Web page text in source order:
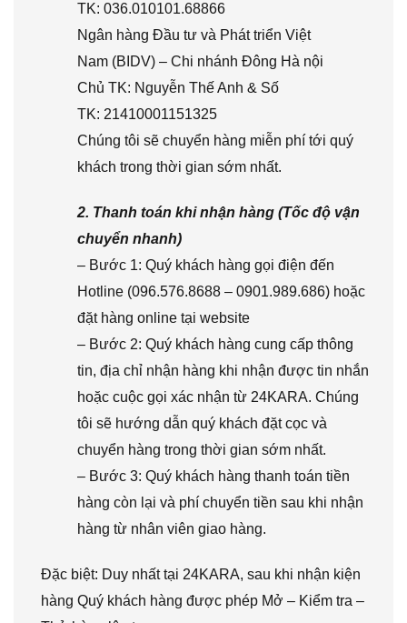
TK: 036.010101.68866
Ngân hàng Đầu tư và Phát triển Việt
Nam (BIDV) – Chi nhánh Đông Hà nội
Chủ TK: Nguyễn Thế Anh & Số
TK: 21410001151325
Chúng tôi sẽ chuyển hàng miễn phí tới quý
khách trong thời gian sớm nhất.
2. Thanh toán khi nhận hàng (Tốc độ vận
chuyển nhanh)
– Bước 1: Quý khách hàng gọi điện đến
Hotline (096.576.8688 – 0901.989.686) hoặc
đặt hàng online tại website
– Bước 2: Quý khách hàng cung cấp thông
tin, địa chỉ nhận hàng khi nhận được tin nhắn
hoặc cuộc gọi xác nhận từ 24KARA. Chúng
tôi sẽ hướng dẫn quý khách đặt cọc và
chuyển hàng trong thời gian sớm nhất.
– Bước 3: Quý khách hàng thanh toán tiền
hàng còn lại và phí chuyển tiền sau khi nhận
hàng từ nhân viên giao hàng.
Đặc biệt: Duy nhất tại 24KARA, sau khi nhận kiện
hàng Quý khách hàng được phép Mở – Kiểm tra –